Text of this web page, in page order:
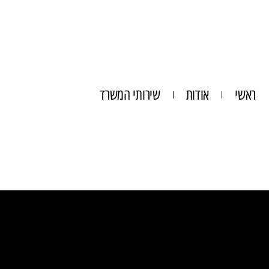
ראשי אודות שירותי המשרד